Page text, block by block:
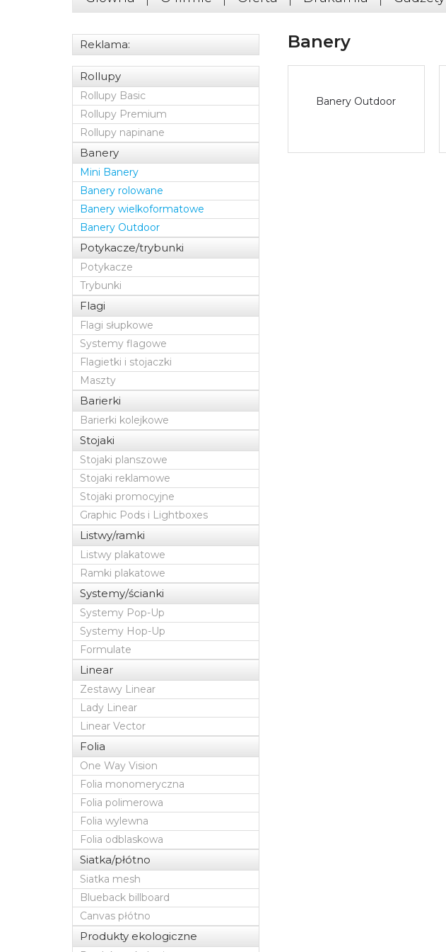
Banery
Banery Outdoor
Reklama:
Rollupy
Rollupy Basic
Rollupy Premium
Rollupy napinane
Banery
Mini Banery
Banery rolowane
Banery wielkoformatowe
Banery Outdoor
Potykacze/trybunki
Potykacze
Trybunki
Flagi
Flagi słupkowe
Systemy flagowe
Flagietki i stojaczki
Maszty
Barierki
Barierki kolejkowe
Stojaki
Stojaki planszowe
Stojaki reklamowe
Stojaki promocyjne
Graphic Pods i Lightboxes
Listwy/ramki
Listwy plakatowe
Ramki plakatowe
Systemy/ścianki
Systemy Pop-Up
Systemy Hop-Up
Formulate
Linear
Zestawy Linear
Lady Linear
Linear Vector
Folia
One Way Vision
Folia monomeryczna
Folia polimerowa
Folia wylewna
Folia odblaskowa
Siatka/płótno
Siatka mesh
Blueback billboard
Canvas płótno
Produkty ekologiczne